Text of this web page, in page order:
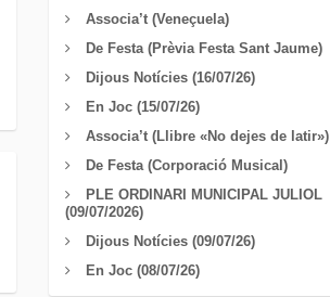
Associa’t (Veneçuela)
De Festa (Prèvia Festa Sant Jaume)
Dijous Notícies (16/07/26)
En Joc (15/07/26)
Associa’t (Llibre «No dejes de latir»)
De Festa (Corporació Musical)
PLE ORDINARI MUNICIPAL JULIOL
(09/07/2026)
Dijous Notícies (09/07/26)
En Joc (08/07/26)